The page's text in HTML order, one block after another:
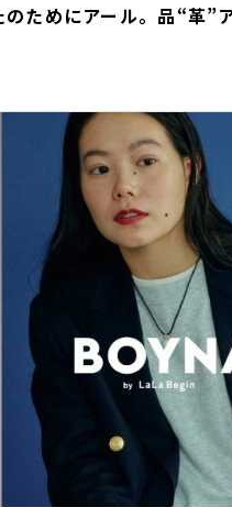
ためにアール。品“革”